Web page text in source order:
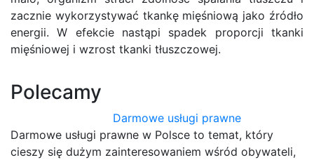
zacznie wykorzystywać tkankę mięśniową jako źródło
energii. W efekcie nastąpi spadek proporcji tkanki
mięśniowej i wzrost tkanki tłuszczowej.
Polecamy
Darmowe usługi prawne
Darmowe usługi prawne w Polsce to temat, który
cieszy się dużym zainteresowaniem wśród obywateli,